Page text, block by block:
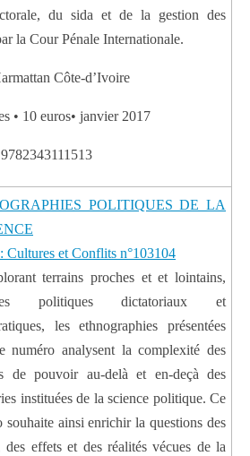
du sida et de la gestion des
la Cour Pénale Internationale.
Côte-d’Ivoire
• 10 euros• janvier 2017
POLITIQUES DE LA
Cultures et Conflits n°103104
terrains proches et et lointains,
politiques dictatoriaux et
les ethnographies présentées
numéro analysent la complexité des
de pouvoir au-delà et en-deçà des
instituées de la science politique. Ce
souhaite ainsi enrichir la questions des
des effets et des réalités vécues de la